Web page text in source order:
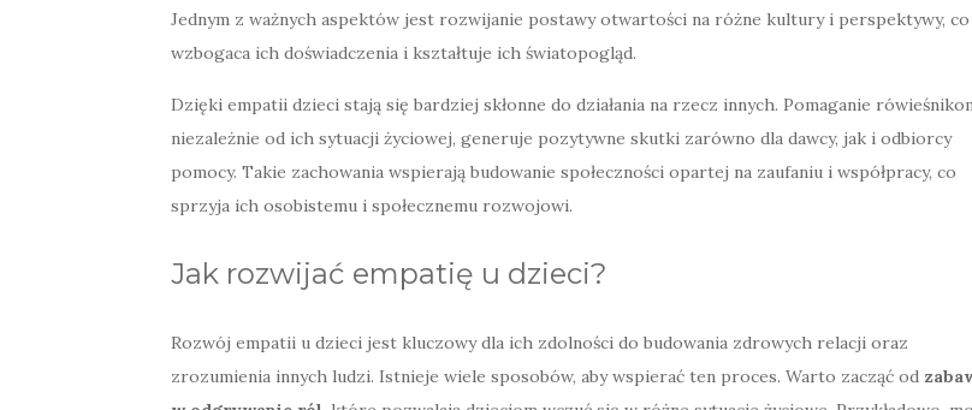
Jednym z ważnych aspektów jest rozwijanie postawy otwartości na różne kultury i perspektywy, co
wzbogaca ich doświadczenia i kształtuje ich światopogląd.
Dzięki empatii dzieci stają się bardziej skłonne do działania na rzecz innych. Pomaganie
niezależnie od ich sytuacji życiowej, generuje pozytywne skutki zarówno dla dawcy, jak i odbiorcy
pomocy. Takie zachowania wspierają budowanie społeczności opartej na zaufaniu i współpracy, co
sprzyja ich osobistemu i społecznemu rozwojowi.
Jak rozwijać empatię u dzieci?
Rozwój empatii u dzieci jest kluczowy dla ich zdolności do budowania zdrowych relacji oraz
zrozumienia innych ludzi. Istnieje wiele sposobów, aby wspierać ten proces. Warto zacząć od